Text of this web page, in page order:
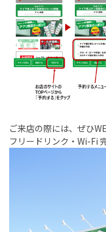
ご来店の際には、ぜひ
フリードリンク・Wi-Fi